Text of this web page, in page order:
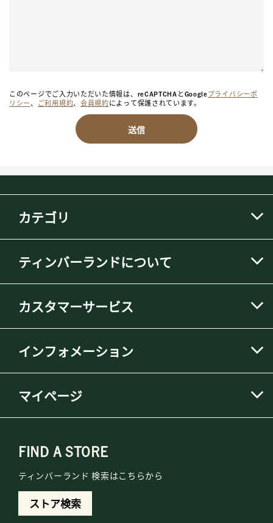
このページでご入力いただいた情報は、reCAPTCHAとGoogleプライバシーポ
リシー、 ご利用規約、 会員規約によって保護されています。
送信
カテゴリ
ティンバーランドについて
カスタマーサービス
インフォメーション
マイページ
FIND A STORE
ティンバーランド 検索はこちらから
ストア検索